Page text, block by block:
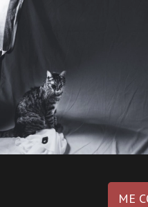
ME